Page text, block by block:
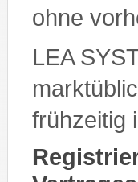
ohne
LEA
frühzeitig